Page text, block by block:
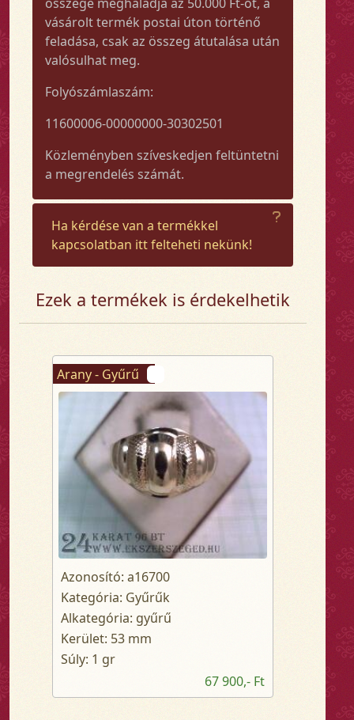
vásárolt termék postai úton történő
feladása, csak az összeg átutalása után
valósulhat meg.
Folyószámlaszám:
11600006-00000000-30302501
Közleményben szíveskedjen feltüntetni
a megrendelés számát.
Ha kérdése van a termékkel
kapcsolatban itt felteheti nekünk!
Ezek a termékek is érdekelhetik
Arany - Gyűrű
Azonosító: a16700
Kategória: Gyűrűk
Alkategória: gyűrű
Kerület: 53 mm
Súly: 1 gr
67 900,- Ft